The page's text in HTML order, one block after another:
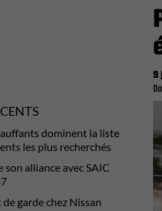
dominent la liste
les plus recherchés
alliance avec SAIC
garde chez Nissan
9